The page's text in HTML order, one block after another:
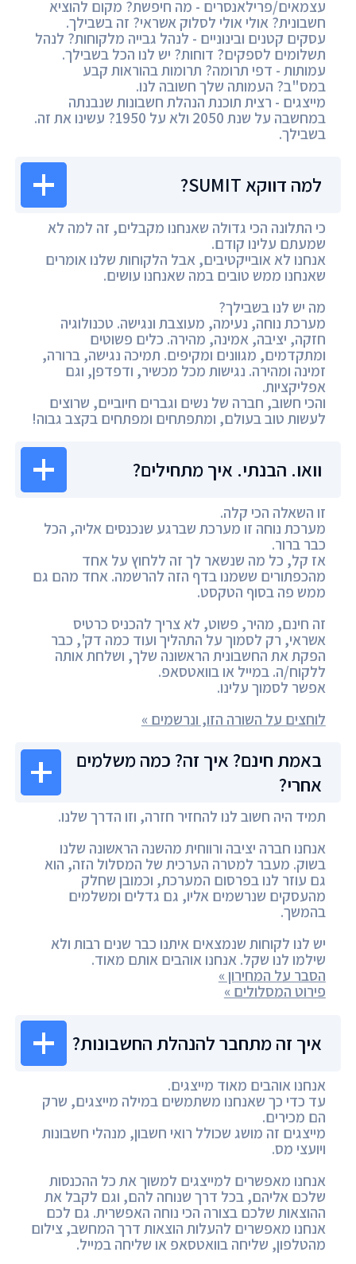
עצמאים/פרילאנסרים - מה חיפשת? מקום להוציא
חשבונית? אולי אולי לסלוק אשראי? זה בשבילך.
עסקים קטנים ובינוניים - לנהל גבייה מלקוחות? לנהל
תשלומים לספקים? דוחות? יש לנו הכל בשבילך.
עמותות - דפי תרומה? תרומות בהוראות קבע
במס"ב? העמותה שלך חשובה לנו.
מייצגים - רצית תוכנת הנהלת חשבונות שנבנתה
במחשבה על שנת 2050 ולא על 1950? עשינו את זה.
בשבילך.
למה דווקא SUMIT?
כי התלונה הכי גדולה שאנחנו מקבלים, זה למה לא
שמעתם עלינו קודם.
אנחנו לא אובייקטיבים, אבל הלקוחות שלנו אומרים
שאנחנו ממש טובים במה שאנחנו עושים.
מה יש לנו בשבילך?
מערכת נוחה, נעימה, מעוצבת ונגישה. טכנולוגיה
חזקה, יציבה, אמינה, מהירה. כלים פשוטים
ומתקדמים, מגוונים ומקיפים. תמיכה נגישה, ברורה,
זמינה ומהירה. נגישות מכל מכשיר, ודפדפן, וגם
אפליקציות.
והכי חשוב, חברה של נשים וגברים חיוביים, שרוצים
לעשות טוב בעולם, ומתפתחים ומפתחים בקצב גבוה!
וואו. הבנתי. איך מתחילים?
זו השאלה הכי קלה.
מערכת נוחה זו מערכת שברגע שנכנסים אליה, הכל
כבר ברור.
אז קל, כל מה שנשאר לך זה ללחוץ על אחד
מהכפתורים ששמנו בדף הזה להרשמה. אחד מהם גם
ממש פה בסוף הטקסט.
זה חינם, מהיר, פשוט, לא צריך להכניס כרטיס
אשראי, רק לסמוך על התהליך ועוד כמה דק', כבר
הפקת את החשבונית הראשונה שלך, ושלחת אותה
ללקוח/ה. במייל או בוואטסאפ.
אפשר לסמוך עלינו.
לוחצים על השורה הזו, ונרשמים »
באמת חינם? איך זה? כמה משלמים
אחרי?
תמיד היה חשוב לנו להחזיר חזרה, וזו הדרך שלנו.
אנחנו חברה יציבה ורווחית מהשנה הראשונה שלנו
בשוק. מעבר למטרה הערכית של המסלול הזה, הוא
גם עוזר לנו בפרסום המערכת, וכמובן שחלק
מהעסקים שנרשמים אליו, גם גדלים ומשלמים
בהמשך.
יש לנו לקוחות שנמצאים איתנו כבר שנים רבות ולא
שילמו לנו שקל. אנחנו אוהבים אותם מאוד.
הסבר על המחירון »
פירוט המסלולים »
איך זה מתחבר להנהלת החשבונות?
אנחנו אוהבים מאוד מייצגים.
עד כדי כך שאנחנו משתמשים במילה מייצגים, שרק
הם מכירים.
מייצגים זה מושג שכולל רואי חשבון, מנהלי חשבונות
ויועצי מס.
אנחנו מאפשרים למייצגים למשוך את כל ההכנסות
שלכם אליהם, בכל דרך שנוחה להם, וגם לקבל את
ההוצאות שלכם בצורה הכי נוחה האפשרית. גם לכם
אנחנו מאפשרים להעלות הוצאות דרך המחשב, צילום
מהטלפון, שליחה בוואטסאפ או שליחה במייל.